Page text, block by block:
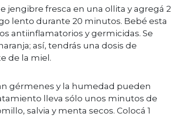
jengibre fresca en una ollita y agregá 2
lento durante 20 minutos. Bebé esta
antiinflamatorios y germicidas. Se
así, tendrás una dosis de
de la miel.
gérmenes y la humedad pueden
lleva sólo unos minutos de
salvia y menta secos. Colocá 1